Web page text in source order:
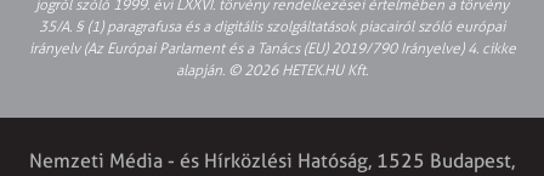
jogról szóló 1999. évi LXXVI. törvény rendelkezései értelmében a törvény
35/A. § (1) paragrafusa és a digitális szolgáltatások piacairól szóló európai
irányelv (Az Európai Parlament és a Tanács (EU) 2019/790 Irányelve) 4. cikke
alapján. © 2026 HETEK.HU Kft.
Nemzeti Média - és Hírközlési Hatóság, 1525 Budapest,